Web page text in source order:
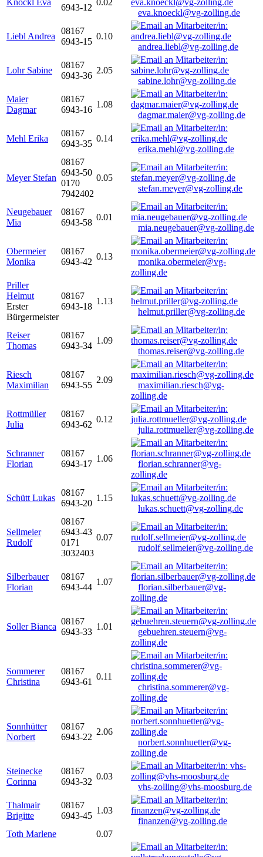
Knöckl Eva
6943-12
0.02
eva.knoeckl@vg-zolling.de
Liebl Andrea
08167
6943-15
0.10
andrea.liebl@vg-zolling.de
Lohr Sabine
08167
6943-36
2.05
sabine.lohr@vg-zolling.de
Maier
Dagmar
08167
6943-16
1.08
dagmar.maier@vg-zolling.de
Mehl Erika
08167
6943-35
0.14
erika.mehl@vg-zolling.de
Meyer Stefan
08167
6943-50
0170
7942402
0.05
stefan.meyer@vg-zolling.de
Neugebauer
Mia
08167
6943-58
0.01
mia.neugebauer@vg-zolling.de
Obermeier
Monika
08167
6943-42
0.13
monika.obermeier@vg-
zolling.de
Priller
Helmut
Erster
Bürgermeister
08167
6943-18
1.13
helmut.priller@vg-zolling.de
Reiser
Thomas
08167
6943-34
1.09
thomas.reiser@vg-zolling.de
Riesch
Maximilian
08167
6943-55
2.09
maximilian.riesch@vg-
zolling.de
Rottmüller
Julia
08167
6943-62
0.12
julia.rottmueller@vg-zolling.de
Schranner
Florian
08167
6943-17
1.06
florian.schranner@vg-
zolling.de
Schütt Lukas
08167
6943-20
1.15
lukas.schuett@vg-zolling.de
Sellmeier
Rudolf
08167
6943-43
0171
3032403
0.07
rudolf.sellmeier@vg-zolling.de
Silberbauer
Florian
08167
6943-44
1.07
florian.silberbauer@vg-
zolling.de
Soller Bianca
08167
6943-33
1.01
gebuehren.steuern@vg-
zolling.de
Sommerer
Christina
08167
6943-61
0.11
christina.sommerer@vg-
zolling.de
Sonnhütter
Norbert
08167
6943-22
2.06
norbert.sonnhuetter@vg-
zolling.de
Steinecke
Corinna
08167
6943-32
0.03
vhs-zolling@vhs-moosburg.de
Thalmair
Brigitte
08167
6943-45
1.03
finanzen@vg-zolling.de
Toth Marlene
0.07